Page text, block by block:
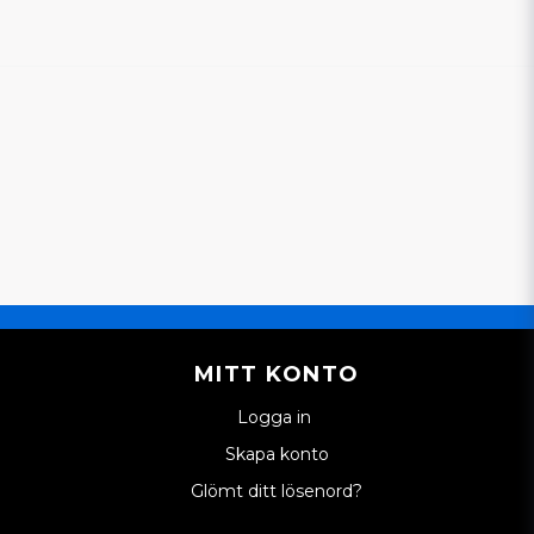
MITT KONTO
Logga in
Skapa konto
Glömt ditt lösenord?